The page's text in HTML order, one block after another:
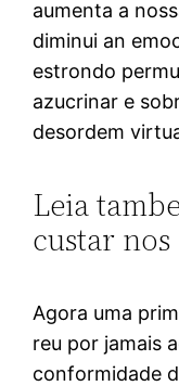
aumenta a
diminui an
estrondo
azucrinar e
desordem
Leia
custar nos
Agora uma
reu por jamais
conformidade